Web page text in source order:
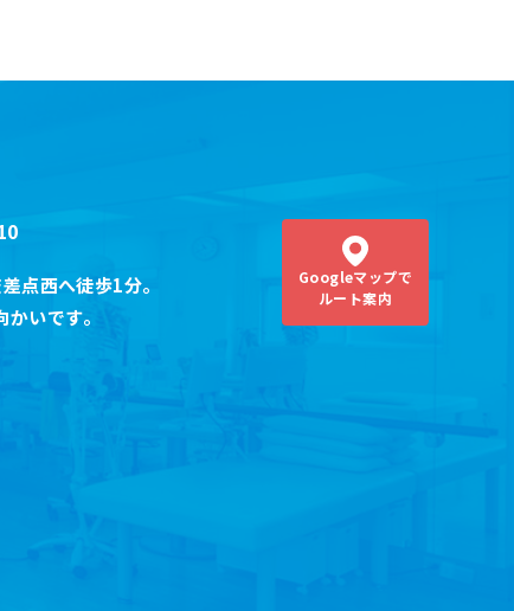
点西へ徒歩1分。
かいです。
Googleマップで
ルート案内